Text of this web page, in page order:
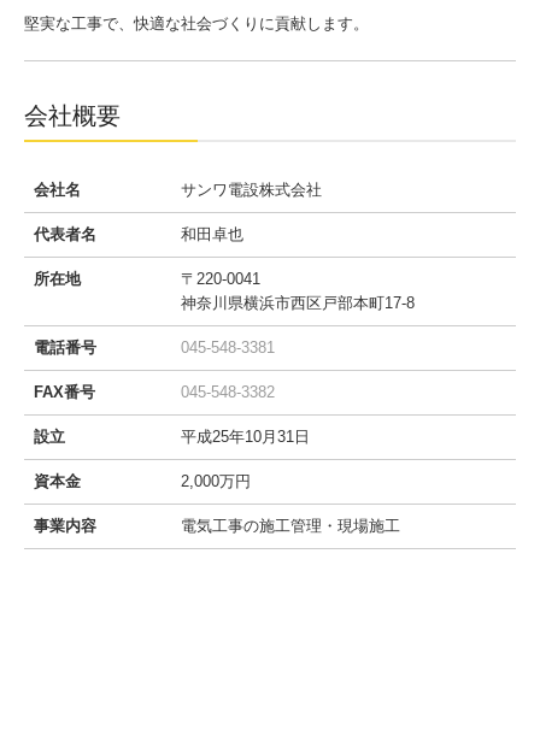
堅実な工事で、快適な社会づくりに貢献します。
会社概要
会社名 サンワ電設株式会社
代表者名 和田卓也
所在地
〒220-0041
神奈川県横浜市西区戸部本町17-8
電話番号 045-548-3381
FAX番号 045-548-3382
設立 平成25年10月31日
資本金 2,000万円
事業内容 電気工事の施工管理・現場施工